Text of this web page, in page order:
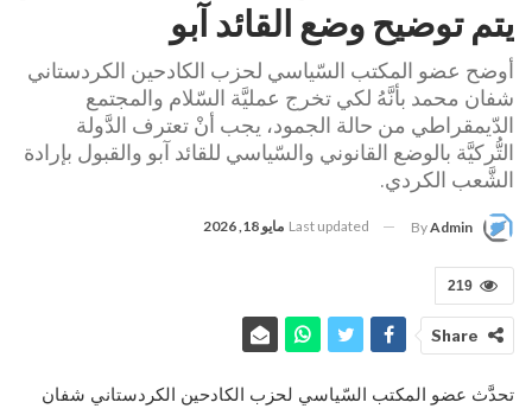
يتم توضيح وضع القائد آبو
أوضح عضو المكتب السّياسي لحزب الكادحين الكردستاني
شفان محمد بأنَّهُ لكي تخرج عمليَّة السّلام والمجتمع
الدّيمقراطي من حالة الجمود، يجب أنْ تعترف الدَّولة
التُّركيَّة بالوضع القانوني والسّياسي للقائد آبو والقبول بإرادة
الشَّعب الكردي.
ByAdmin
Last updated مايو 18, 2026
219
Share
تحدَّث عضو المكتب السّياسي لحزب الكادحين الكردستاني شفان